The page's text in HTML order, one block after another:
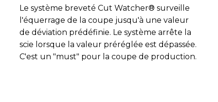
Le système breveté Cut Watcher® surveille
l'équerrage de la coupe jusqu'à une valeur
de déviation prédéfinie. Le système arrête la
scie lorsque la valeur préréglée est dépassée.
C'est un "must" pour la coupe de production.